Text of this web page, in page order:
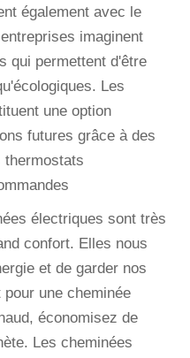
également avec le
imaginent
qui permettent d'être
Les
une option
futures grâce à des
thermostats
électriques sont très
confort. Elles nous
et de garder nos
une cheminée
économisez de
Les cheminées